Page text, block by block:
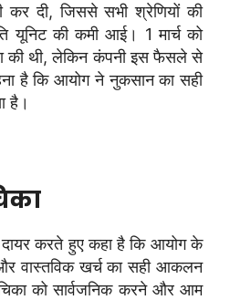
कर दी, जिससे सभी श्रेणियों की
यूनिट की कमी आई। 1 मार्च को
की थी, लेकिन कंपनी इस फैसले से
है कि आयोग ने नुकसान का सही
है।
दायर करते हुए कहा है कि आयोग के
वास्तविक खर्च का सही आकलन
को सार्वजनिक करने और आम